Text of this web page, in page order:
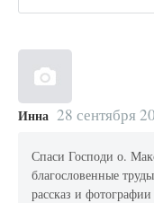
Инна 28 сентября
Спаси Господи о.
благословенные
рассказ и